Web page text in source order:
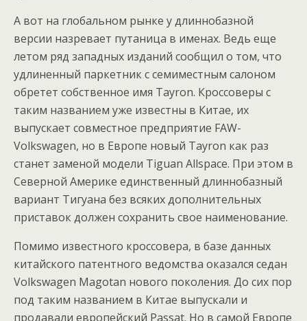
А вот на глобальном рынке у длиннобазной
версии назревает путаница в именах. Ведь еще
летом ряд западных изданий сообщил о том, что
удлиненный паркетник с семиместным салоном
обретет собственное имя Tayron. Кроссоверы с
таким названием уже известны в Китае, их
выпускает совместное предприятие FAW-
Volkswagen, но в Европе новый Tayron как раз
станет заменой модели Tiguan Allspace. При этом в
Северной Америке единственный длиннобазный
вариант Тигуана без всяких дополнительных
приставок должен сохранить свое наименование.
Помимо известного кроссовера, в базе данных
китайского патентного ведомства оказался седан
Volkswagen Magotan нового поколения. До сих пор
под таким названием в Китае выпускали и
продавали европейский Passat. Но в самой Европе